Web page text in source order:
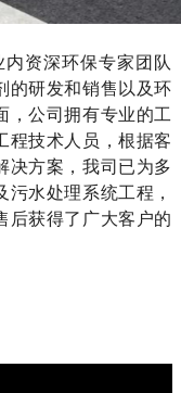
资深环保专家团队
的研发和销售以及环
，公司拥有专业的工
程技术人员，根据客
决方案，我司已为多
水处理系统工程，
后获得了广大客户的